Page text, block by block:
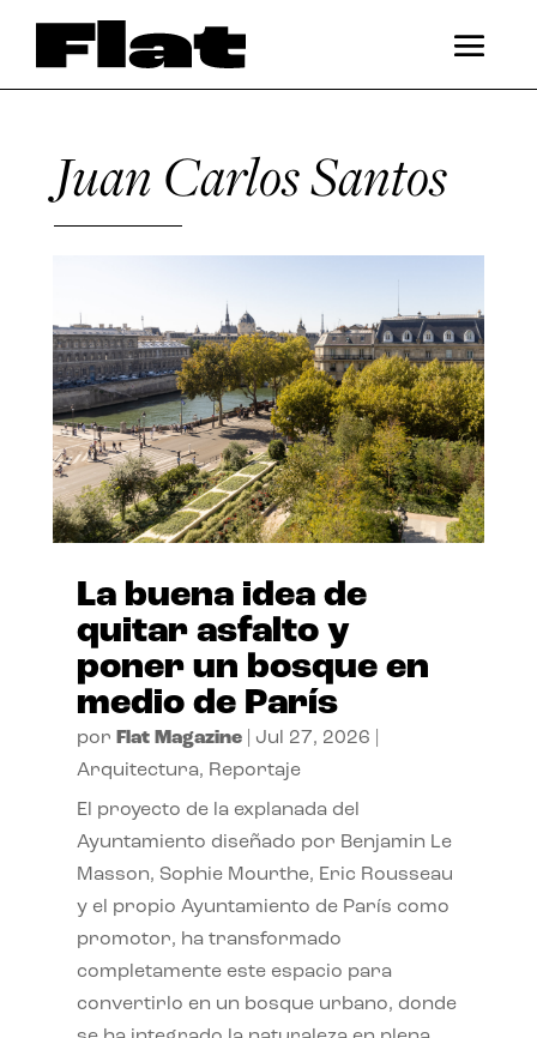
Juan Carlos Santos
La buena idea de
quitar asfalto y
poner un bosque en
medio de París
por Flat Magazine| Jul 27, 2026
Arquitectura, Reportaje
El proyecto de la explanada del
Ayuntamiento diseñado por Benjamin Le
Masson, Sophie Mourthe, Eric Rousseau
y el propio Ayuntamiento de París como
promotor, ha transformado
completamente este espacio para
convertirlo en un bosque urbano, donde